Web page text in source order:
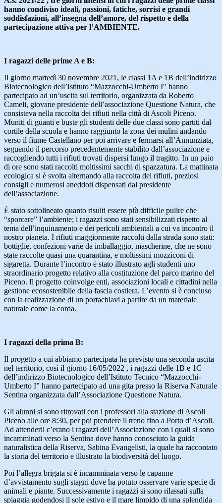
hanno condiviso ideali, passioni, fatiche, sorrisi e grandi
soddisfazioni, all’insegna dell’amore, del rispetto e della
partecipazione attiva per l’AMBIENTE.
I ragazzi delle prime A e B:
Il giorno martedì 30 novembre 2021, le classi 1A e 1B dell’indirizzo
Biotecnologico dell’Istituto “Mazzocchi-Umberto I" hanno
partecipato ad un’uscita sul territorio, organizzata da Roberto
Cameli, giovane presidente dell’associazione Questione Natura, che
consisteva nella raccolta dei rifiuti nella città di Ascoli Piceno.
Muniti di guanti e buste gli studenti delle due classi sono partiti dal
cortile della scuola e hanno raggiunto la zona dei mulini andando
verso il fiume Castellano per poi arrivare e fermarsi all’Annunziata,
seguendo il percorso precedentemente stabilito dall’associazione e
raccogliendo tutti i rifiuti trovati dispersi lungo il tragitto. In un paio
di ore sono stati raccolti moltissimi sacchi di spazzatura. La mattinata
ecologica si è svolta alternando alla raccolta dei rifiuti, preziosi
consigli e numerosi aneddoti dispensati dal presidente
dell’associazione.
È stato sottolineato quanto risulti essere più difficile pulire che
“sporcare” l’ambiente; i ragazzi sono stati sensibilizzati rispetto al
tema dell’inquinamento e dei pericoli ambientali a cui va incontro il
nostro pianeta. I rifiuti maggiormente raccolti dalla strada sono stati:
bottiglie, confezioni varie da imballaggio, mascherine, che ne sono
state raccolte quasi una quarantina, e moltissimi mozziconi di
sigaretta. Durante l’incontro è stato illustrato agli studenti uno
straordinario progetto relativo alla costituzione del parco marino del
Piceno. Il progetto coinvolge enti, associazioni locali e cittadini nella
gestione ecosostenibile della fascia costiera. L’evento si è concluso
con la realizzazione di un portachiavi a partire da un materiale
naturale come la corda.
I ragazzi della prima B:
Il progetto a cui abbiamo partecipata ha previsto una seconda uscita
nel territorio, così il giorno 16/05/2022 , i ragazzi delle 1B e 1C
dell’indirizzo Biotecnologico dell’Istituto Tecnico “Mazzocchi-
Umberto I” hanno partecipato ad una gita presso la Riserva Naturale
Sentina organizzata dall’Associazione Questione Natura.
Gli alunni si sono ritrovati con i professori alla stazione di Ascoli
Piceno alle ore 8:30, per poi prendere il treno fino a Porto d’Ascoli.
Ad attenderli c’erano i ragazzi dell’Associazione con i quali si sono
incamminati verso la Sentina dove hanno conosciuto la guida
naturalistica della Riserva, Sabina Evangelisti, la quale ha raccontato
la storia del territorio e illustrato la biodiversità del luogo.
Poi l’allegra brigata si è incamminata verso le capanne
d’avvistamento sugli stagni dove ha potuto osservare varie specie di
animali e piante. Successivamente i ragazzi si sono rilassati sulla
spiaggia godendosi il sole estivo e il mare limpido di una splendida